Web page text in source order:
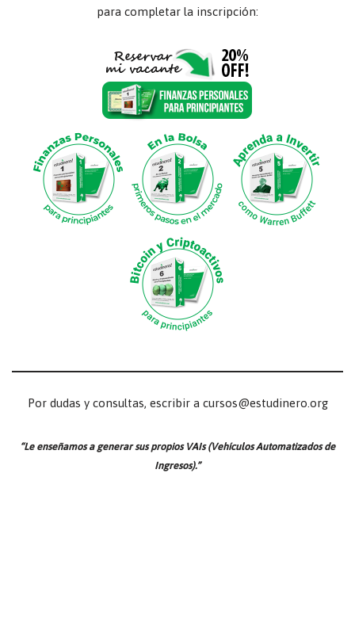
para completar la inscripción:
Por dudas y consultas, escribir a cursos@estudinero.org
“Le enseñamos a generar sus propios VAIs (Vehículos Automatizados de
Ingresos).”